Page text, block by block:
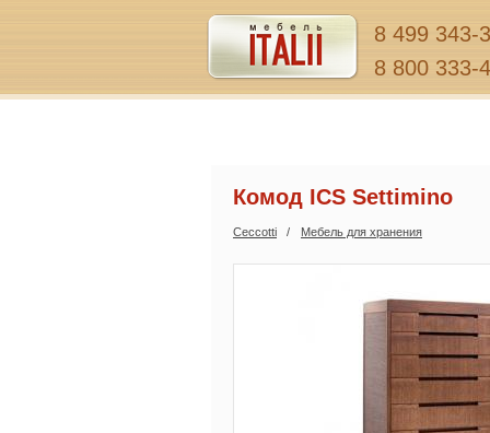
8 499 343-
8 800 333-
Комод ICS Settimino
Ceccotti Мебель для хранения